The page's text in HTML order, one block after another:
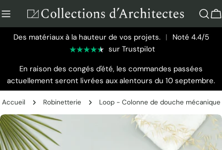
au
contenu
Des matériaux à la hauteur de vos projets. | Noté 4.4/5
sur Trustpilot
En raison des congés d'été, les commandes passées
actuellement seront livrées aux alentours du 10 septembre.
Accueil Robinetterie Loop - Colonne de douche mécanique
Passer
aux
informations